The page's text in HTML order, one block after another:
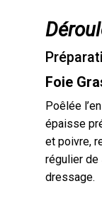
Foie
Poêlée
épaisse
et poivre,
régulier de
dressage.